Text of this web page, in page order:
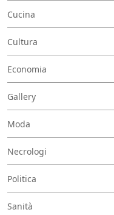
Cucina
Cultura
Economia
Gallery
Moda
Necrologi
Politica
Sanità